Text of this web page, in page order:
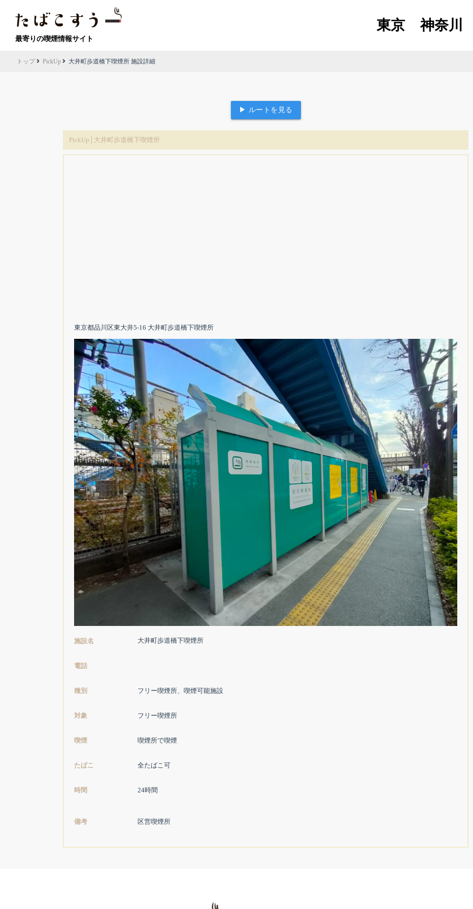
最寄りの喫煙情報サイト
東京 神奈川
トップ PickUp 大井町歩道橋下喫煙所 施設詳細
▶ ルートを見る
PickUp│大井町歩道橋下喫煙所
東京都品川区東大井5-16 大井町歩道橋下喫煙所
施設名 大井町歩道橋下喫煙所
電話
種別 フリー喫煙所、喫煙可能施設
対象 フリー喫煙所
喫煙 喫煙所で喫煙
たばこ 全たばこ可
時間 24時間
備考 区営喫煙所